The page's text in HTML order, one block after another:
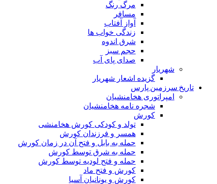
مرگ رنگ
مسافر
آواز آفتاب
زندگی خواب ها
شرق اندوه
حجم سبز
صدای پای آب
شهریار
گزیده اشعار شهریار
تاریخ سرزمین پارس
امپراتوری هخامنشیان
شجره نامه هخامنشیان
کورش
تولد و کودکی کورش هخامنشی
همسر و فرزندان کورش
حمله به بابل و فتح آن در زمان کورش
حمله به شرق توسط کورش
حمله و فتح لودیه توسط کورش
کورش و فتح ماد
کورش و یونانیان آسیا